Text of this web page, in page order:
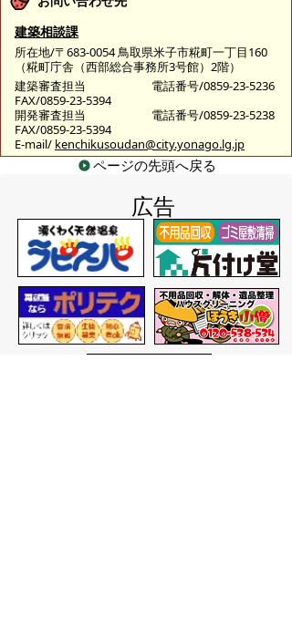
建築相談課
所在地/〒683-0054 鳥取県米子市糀町一丁目160
（糀町庁舎（西部総合事務所3号館）2階）
建築審査担当
電話番号/0859-23-5236
FAX/0859-23-5394
開発審査担当
電話番号/0859-23-5238
FAX/0859-23-5394
E-mail/ kenchikusoudan@city.yonago.lg.jp
ページの先頭へ戻る
広告